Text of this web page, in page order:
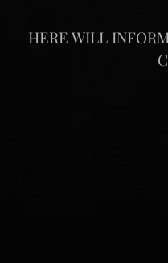
HERE WILL